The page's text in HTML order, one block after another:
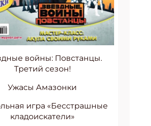
войны: Повстанцы.
Третий сезон!
Ужасы Амазонки
игра «Бесстрашные
кладоискатели»